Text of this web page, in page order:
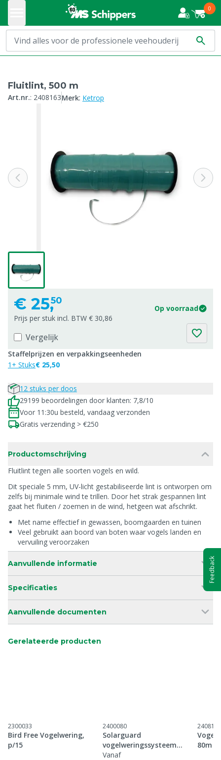
0
Fluitlint, 500 m
Art.nr.: 2408163Merk: Ketrop
€ 25,50
Op voorraad
Prijs per stuk incl. BTW € 30,86
Vergelijk
Staffelprijzen en verpakkingseenheden
1+ Stuks€ 25,50
12 stuks per doos
29199 beoordelingen door klanten: 7,8/10
Voor 11:30u besteld, vandaag verzonden
Gratis verzending > €250
Productomschrijving
Fluitlint tegen alle soorten vogels en wild.
Dit speciale 5 mm, UV-licht gestabiliseerde lint is ontworpen om
zelfs bij minimale wind te trillen. Door het strak gespannen lint
gaat het fluiten / zoemen in de wind, hetgeen wat afschrikt.
Met name effectief in gewassen, boomgaarden en tuinen
Veel gebruikt aan boord van boten waar vogels landen en
vervuiling veroorzaken
Aanvullende informatie
Specificaties
Aanvullende documenten
Gerelateerde producten
2300033
Bird Free Vogelwering,
p/15
2400080
Solarguard
vogelweringssysteem
zonnepanelen, 20 m
Vanaf
2408166
80m
Feedback